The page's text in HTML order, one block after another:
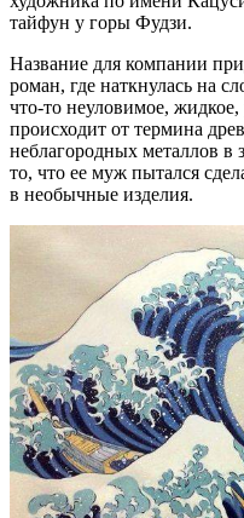
тайфун у горы Фудзи.
Название для компании
роман, где наткнулась на
что-то неуловимое,
происходит от термина
неблагородных металлов в
то, что ее муж пытался
в необычные изделия.